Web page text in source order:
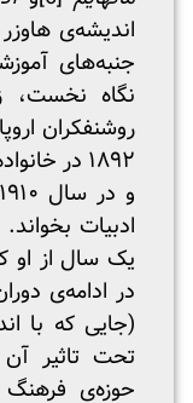
اندیشه‌ی
جنبه‌های
نگاه نخست،
روشنفکران
۱۸۹۲ در
ادبیات
یک سال از او
در ادامه‌ی
(جایی که با
تحت تاثیر
حوزه‌ی